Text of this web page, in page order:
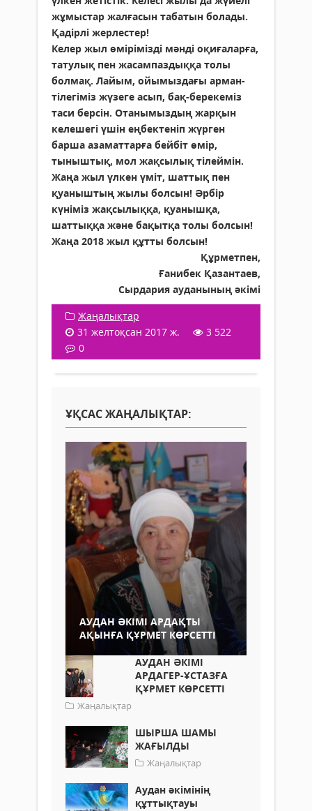
жұмыстар жалғасын табатын болады.
Қадірлі жерлестер!
Келер жыл өмірімізді мәнді оқиғаларға,
татулық пен жасампаздыққа толы
болмақ. Лайым, ойымыздағы арман-
тілегіміз жүзеге асып, бақ-берекеміз
таси берсін. Отанымыздың жарқын
келешегі үшін еңбектеніп жүрген
барша азаматтарға бейбіт өмір,
тыныштық, мол жақсылық тілеймін.
Жаңа жыл үлкен үміт, шаттық пен
қуаныштың жылы болсын! Әрбір
күніміз жақсылыққа, қуанышқа,
шаттыққа және бақытқа толы болсын!
Жаңа 2018 жыл құтты болсын!
Құрметпен,
Ғанибек Қазантаев,
Сырдария ауданының әкімі
Жаңалықтар
31 желтоқсан 2017 ж.
3 522
0
ҰҚСАС ЖАҢАЛЫҚТАР:
АУДАН ӘКІМІ АРДАҚТЫ
АҚЫНҒА ҚҰРМЕТ КӨРСЕТТІ
АУДАН ӘКІМІ
АРДАГЕР-ҰСТАЗҒА
ҚҰРМЕТ КӨРСЕТТІ
Жаңалықтар
ШЫРША ШАМЫ
ЖАҒЫЛДЫ
Жаңалықтар
Аудан әкімінің
құттықтауы